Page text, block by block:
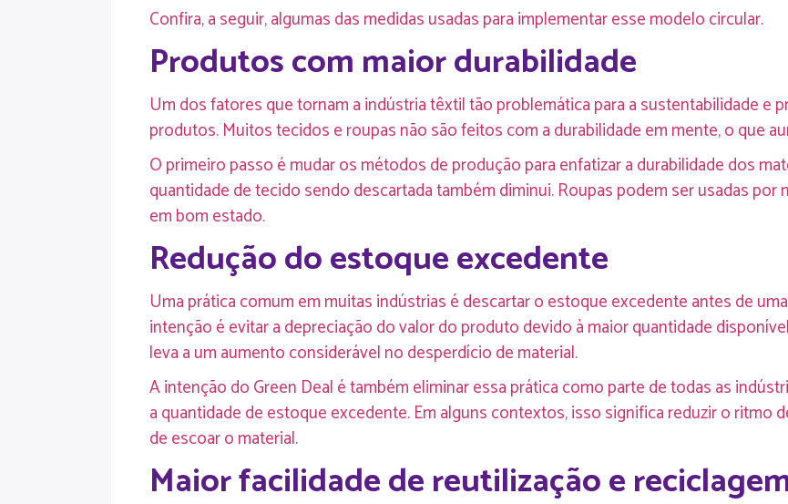
Confira, a seguir, algumas das medidas usadas para implementar esse modelo circular.
Produtos com maior durabilidade
Um dos fatores que tornam a indústria têxtil tão problemática para a sustentabilidade e
produtos. Muitos tecidos e roupas não são feitos com a durabilidade em mente, o que
O primeiro passo é mudar os métodos de produção para enfatizar a durabilidade dos
quantidade de tecido sendo descartada também diminui. Roupas podem ser usadas por
em bom estado.
Redução do estoque excedente
Uma prática comum em muitas indústrias é descartar o estoque excedente antes de
intenção é evitar a depreciação do valor do produto devido à maior quantidade
leva a um aumento considerável no desperdício de material.
A intenção do Green Deal é também eliminar essa prática como parte de todas as
a quantidade de estoque excedente. Em alguns contextos, isso significa reduzir o ritmo
de escoar o material.
Maior facilidade de reutilização e